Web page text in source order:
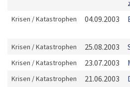
Krisen / Katastrophen 04.09.2003
Krisen / Katastrophen 25.08.2003
Krisen / Katastrophen 23.07.2003
Krisen / Katastrophen 21.06.2003